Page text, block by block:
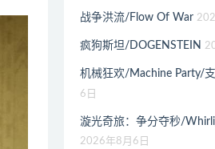
战争洪流/Flow Of War
疯狗斯坦/DOGENSTEIN
机械狂欢/Machine Party/
6日
漩光奇旅：争分夺秒/
2026年8月6日